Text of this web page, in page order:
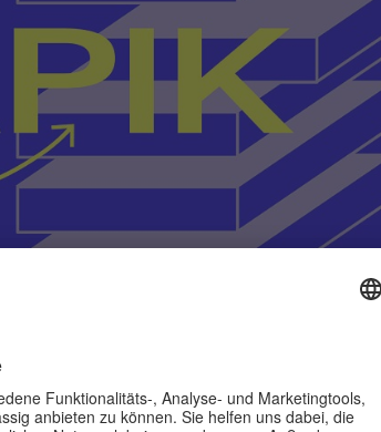
ich dabei beachten? Das
auf die Anforderungen dieser